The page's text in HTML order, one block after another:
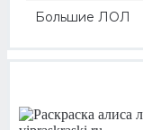
Большие ЛОЛ